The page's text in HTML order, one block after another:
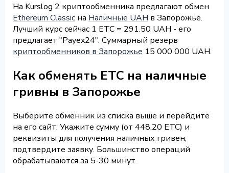
На Kurslog 2 криптообменника предлагают обмен
Ethereum Classic на Наличные UAH в Запорожье.
Лучший курс сейчас 1 ETC = 291.50 UAH - его
предлагает "Payex24". Суммарный резерв
криптообменников в Запорожье 15 000 000 UAH.
Как обменять ETC на наличные
гривны в Запорожье
Выберите обменник из списка выше и перейдите
на его сайт. Укажите сумму (от 448.20 ETC) и
реквизиты для получения наличных гривен,
подтвердите заявку. Большинство операций
обрабатываются за 5-30 минут.